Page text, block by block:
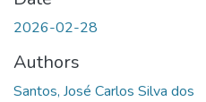
2026-02-28
Authors
Santos, José Carlos Silva dos